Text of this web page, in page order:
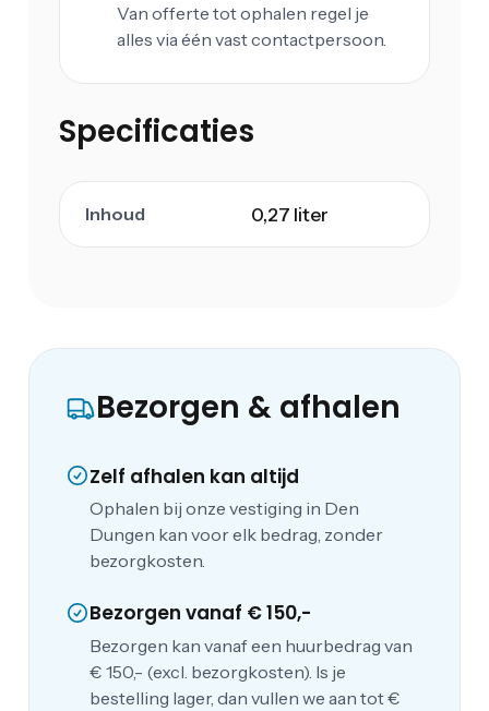
Van offerte tot ophalen regel je
alles via één vast contactpersoon.
Specificaties
Inhoud 0,27 liter
Bezorgen & afhalen
Zelf afhalen kan altijd
Ophalen bij onze vestiging in Den
Dungen kan voor elk bedrag, zonder
bezorgkosten.
Bezorgen vanaf € 150,-
Bezorgen kan vanaf een huurbedrag van
€ 150,- (excl. bezorgkosten). Is je
bestelling lager, dan vullen we aan tot €